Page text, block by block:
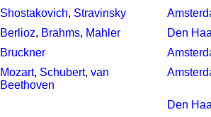
Shostakovich, Stravinsky
Berlioz, Brahms, Mahler Den
Bruckner
Mozart, Schubert, van
Beethoven
Den